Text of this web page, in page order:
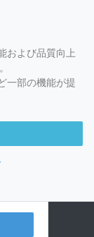
および品質向上
一部の機能が提